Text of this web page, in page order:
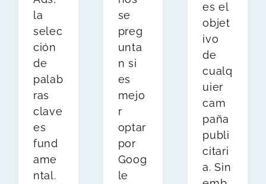
la
selec
ción
de
palab
ras
clave
es
fund
ame
ntal.
se
preg
unta
n si
es
mejo
r
optar
por
Goog
le
es el
objet
ivo
de
cualq
uier
cam
paña
publi
citari
a. Sin